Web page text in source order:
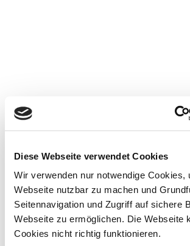
Diese Webseite verwendet Cookies
Wir verwenden nur notwendige Cookies,
Webseite nutzbar zu machen und
Seitennavigation und Zugriff auf sichere
Webseite zu ermöglichen. Die Webseite
Cookies nicht richtig funktionieren.